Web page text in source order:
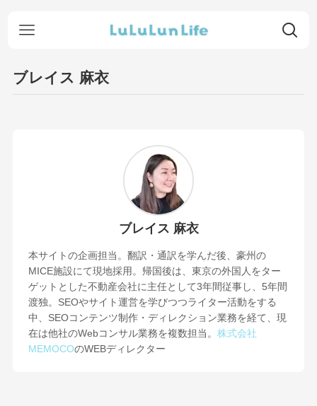
ブレイス 麻衣
ブレイス 麻衣
本サイトの企画担当。翻訳・通訳を学んだ後、豪州の
MICE施設にて現地採用。帰国後は、東京の外国人をター
ゲットとした不動産会社に主任として3年間従事し、5年間
渡独。SEOやサイト運営を学びつつライター活動をする
中、SEOコンテンツ制作・ディレクション業務を経て、現
在は他社のWebコンサル業務を複数担当。株式会社
MEMOCOのWEBディレクター